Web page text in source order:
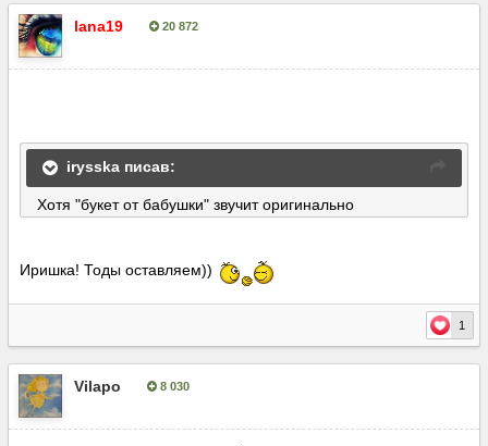
lana19 20 872
irysska писав:
Хотя "букет от бабушки" звучит оригинально
Иришка! Тоды оставляем))
1
Vilapo 8 030